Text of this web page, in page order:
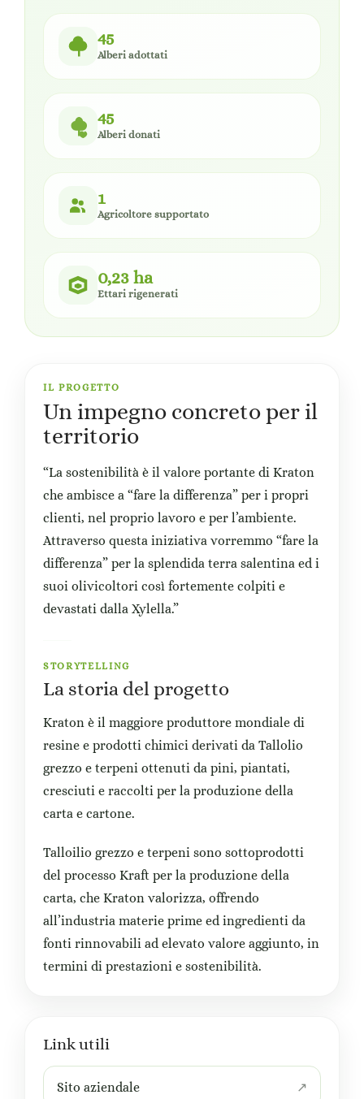
45
Alberi adottati
45
Alberi donati
1
Agricoltore supportato
0,23 ha
Ettari rigenerati
IL PROGETTO
Un impegno concreto per il
territorio
“La sostenibilità è il valore portante di Kraton
che ambisce a “fare la differenza” per i propri
clienti, nel proprio lavoro e per l’ambiente.
Attraverso questa iniziativa vorremmo “fare la
differenza” per la splendida terra salentina ed i
suoi olivicoltori così fortemente colpiti e
devastati dalla Xylella.”
STORYTELLING
La storia del progetto
Kraton è il maggiore produttore mondiale di
resine e prodotti chimici derivati da Tallolio
grezzo e terpeni ottenuti da pini, piantati,
cresciuti e raccolti per la produzione della
carta e cartone.
Talloilio grezzo e terpeni sono sottoprodotti
del processo Kraft per la produzione della
carta, che Kraton valorizza, offrendo
all’industria materie prime ed ingredienti da
fonti rinnovabili ad elevato valore aggiunto, in
termini di prestazioni e sostenibilità.
Link utili
Sito aziendale